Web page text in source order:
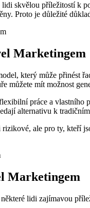
lidi skvělou příležitostí k
Proto je důležité
Marketingem
který⁣ může přinést
můžete mít možnost
práce a ‌vlastního
alternativu k ‍tradičním
ale pro ty, ‌kteří
Marketingem
lidi zajímavou